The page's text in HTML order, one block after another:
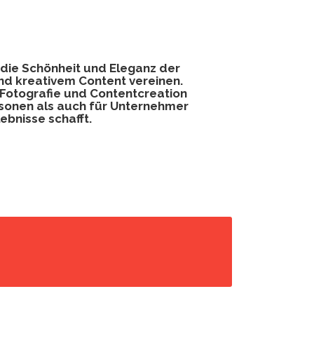
Schönheit und Eleganz der
kreativem Content vereinen.
und Contentcreation
als auch für Unternehmer
schafft.